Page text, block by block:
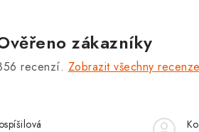
zákazníky
recenzí. Zobrazit všechny recenze